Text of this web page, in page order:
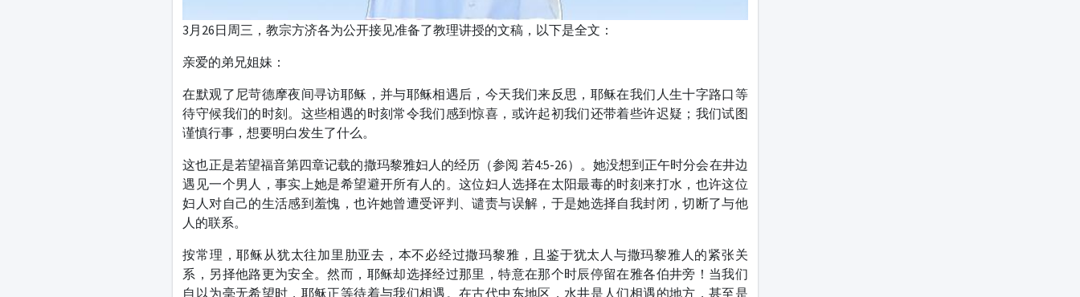
3月26日周三，教宗方济各为公开接见准备了教理讲授的文稿，以下是全文：
亲爱的弟兄姐妹：
在默观了尼苛德摩夜间寻访耶稣，并与耶稣相遇后，今天我们来反思，耶稣在我们人生十字路口等
待守候我们的时刻。这些相遇的时刻常令我们感到惊喜，或许起初我们还带着些许迟疑；我们试图
谨慎行事，想要明白发生了什么。
这也正是若望福音第四章记载的撒玛黎雅妇人的经历（参阅 若4:5-26）。她没想到正午时分会在井边
遇见一个男人，事实上她是希望避开所有人的。这位妇人选择在太阳最毒的时刻来打水，也许这位
妇人对自己的生活感到羞愧，也许她曾遭受评判、谴责与误解，于是她选择自我封闭，切断了与他
人的联系。
按常理，耶稣从犹太往加里肋亚去，本不必经过撒玛黎雅，且鉴于犹太人与撒玛黎雅人的紧张关
系，另择他路更为安全。然而，耶稣却选择经过那里，特意在那个时辰停留在雅各伯井旁！当我们
自以为毫无希望时，耶稣正等待着与我们相遇。在古代中东地区，水井是人们相遇的地方，甚至是